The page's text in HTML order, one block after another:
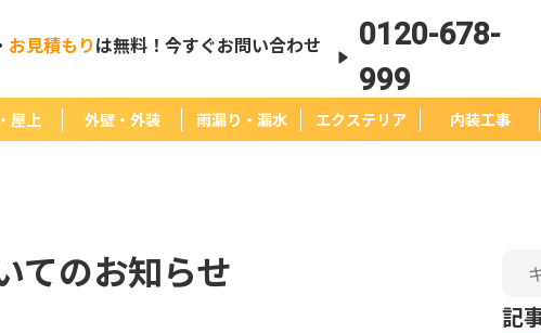
お見積もりは無料！今すぐお問い合わせ
0120-678-
999
屋上 外壁・外装 雨漏り・漏水 エクステリア 内装工事
てのお知らせ
記